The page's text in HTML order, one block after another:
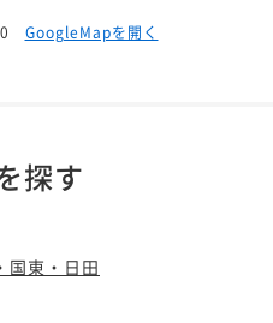
GoogleMapを開く
探す
国東・日田